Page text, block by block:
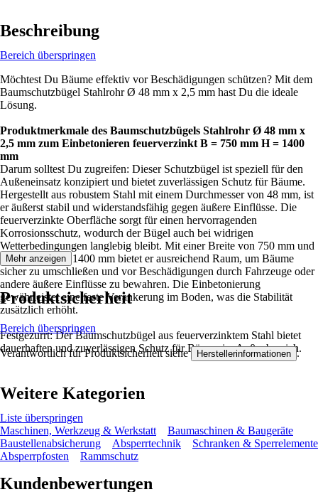
Beschreibung
Bereich überspringen
Möchtest Du Bäume effektiv vor Beschädigungen schützen? Mit dem
Baumschutzbügel Stahlrohr Ø 48 mm x 2,5 mm hast Du die ideale
Lösung.
Produktmerkmale des Baumschutzbügels Stahlrohr Ø 48 mm x
2,5 mm zum Einbetonieren feuerverzinkt B = 750 mm H = 1400
mm
Darum solltest Du zugreifen: Dieser Schutzbügel ist speziell für den
Außeneinsatz konzipiert und bietet zuverlässigen Schutz für Bäume.
Hergestellt aus robustem Stahl mit einem Durchmesser von 48 mm, ist
er äußerst stabil und widerstandsfähig gegen äußere Einflüsse. Die
feuerverzinkte Oberfläche sorgt für einen hervorragenden
Korrosionsschutz, wodurch der Bügel auch bei widrigen
Wetterbedingungen langlebig bleibt. Mit einer Breite von 750 mm und
einer Höhe von 1400 mm bietet er ausreichend Raum, um Bäume
sicher zu umschließen und vor Beschädigungen durch Fahrzeuge oder
andere äußere Einflüsse zu bewahren. Die Einbetonierung
gewährleistet eine feste Verankerung im Boden, was die Stabilität
zusätzlich erhöht.
Festgezurrt: Der Baumschutzbügel aus feuerverzinktem Stahl bietet
dauerhaften und zuverlässigen Schutz für Bäume im Außenbereich.
Mehr anzeigen
Produktsicherheit
Bereich überspringen
Verantwortlich für Produktsicherheit siehe Herstellerinformationen .
Weitere Kategorien
Liste überspringen
Maschinen, Werkzeug & Werkstatt
Baumaschinen & Baugeräte
Baustellenabsicherung
Absperrtechnik
Schranken & Sperrelemente
Absperrpfosten
Rammschutz
Kundenbewertungen